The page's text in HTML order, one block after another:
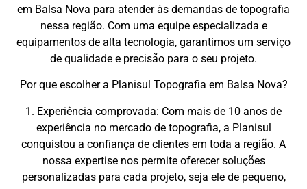
em Balsa Nova para atender às demandas de topografia
nessa região. Com uma equipe especializada e
equipamentos de alta tecnologia, garantimos um serviço
de qualidade e precisão para o seu projeto.
Por que escolher a Planisul Topografia em Balsa Nova?
1. Experiência comprovada: Com mais de 10 anos de
experiência no mercado de topografia, a Planisul
conquistou a confiança de clientes em toda a região. A
nossa expertise nos permite oferecer soluções
personalizadas para cada projeto, seja ele de pequeno,